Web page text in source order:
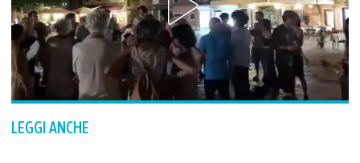
LEGGI ANCHE